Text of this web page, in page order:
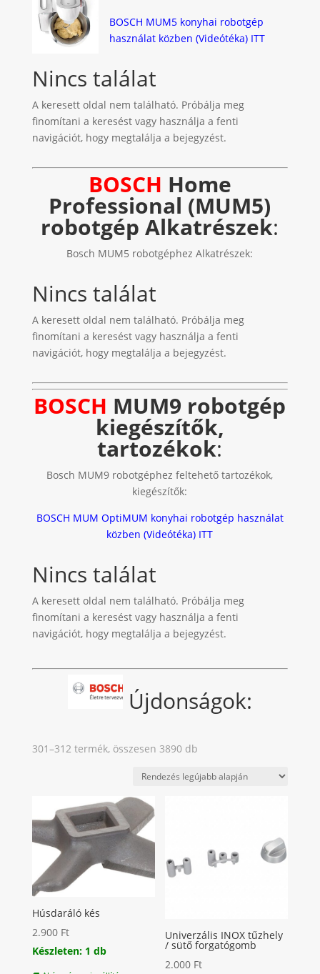
BOSCH MUM5 konyhai robotgép
használat közben (Videótéka) ITT
Nincs találat
A keresett oldal nem található. Próbálja meg
finomítani a keresést vagy használja a fenti
navigációt, hogy megtalálja a bejegyzést.
BOSCH Home
Professional (MUM5)
robotgép Alkatrészek:
Bosch MUM5 robotgéphez Alkatrészek:
Nincs találat
A keresett oldal nem található. Próbálja meg
finomítani a keresést vagy használja a fenti
navigációt, hogy megtalálja a bejegyzést.
BOSCH MUM9 robotgép
kiegészítők,
tartozékok:
Bosch MUM9 robotgéphez feltehető tartozékok,
kiegészítők:
BOSCH MUM OptiMUM konyhai robotgép használat
közben (Videótéka) ITT
Nincs találat
A keresett oldal nem található. Próbálja meg
finomítani a keresést vagy használja a fenti
navigációt, hogy megtalálja a bejegyzést.
Újdonságok:
301–312 termék, összesen 3890 dbSorted
latest
Húsdaráló kés
2.900 Ft
Készleten: 1 db
Univerzális INOX tűzhely
/ sütő forgatógomb
2.000 Ft